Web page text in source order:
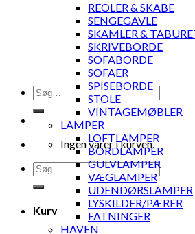
Søg
efter:
Ingen varer i kurven.
Søg
efter:
Kurv
REOLER & SKABE
SENGEGAVLE
SKAMLER &
SKRIVEBORDE
SOFABORDE
SOFAER
SPISEBORDE
STOLE
VINTAGEMØBLER
LAMPER
LOFTLAMPER
BORDLAMPER
GULVLAMPER
VÆGLAMPER
UDENDØRSLAMPER
LYSKILDER/PÆRER
FATNINGER
HAVEN